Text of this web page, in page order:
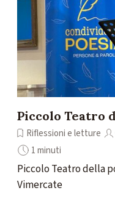
Piccolo Teatro
Riflessioni e letture
1 minuti
Piccolo Teatro della
Vimercate